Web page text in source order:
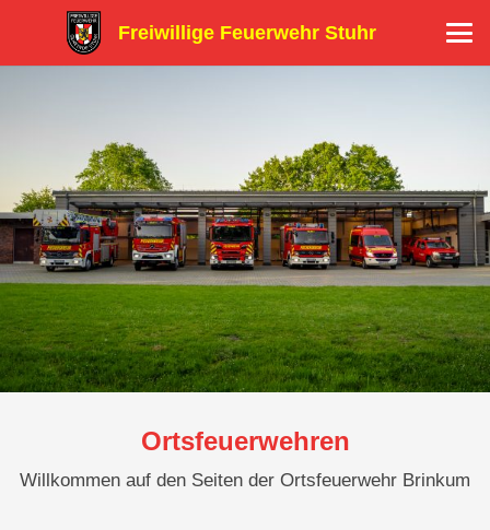
Freiwillige Feuerwehr Stuhr
Ortsfeuerwehren
Willkommen auf den Seiten der Ortsfeuerwehr Brinkum